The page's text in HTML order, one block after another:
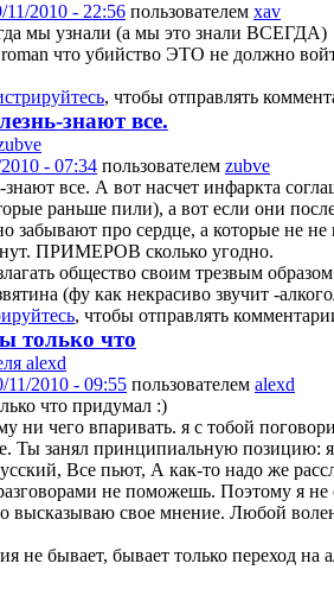
11/2010 - 22:56 пользователем xav
мы узнали (а мы это знали ВСЕГДА)
roman что убийство ЭТО не должно
, чтобы отправлять
знают все.
- 07:34 пользователем zubve
знают все. А вот насчет инфаркта
раньше пили), а вот если они
забывают про сердце, а которые не
ПРИМЕРОВ сколько угодно.
общество своим трезвым
(фу как некрасиво звучит -
, чтобы отправлять
только что
11/2010 - 09:55 пользователем alexd
что придумал :)
ни чего впаривать. я с тобой
Ты занял принципиальную позицию:
Все пьют, А как-то надо же
не поможешь. Поэтому я
высказываю свое мнение. Любой
не бывает, бывает только переход на